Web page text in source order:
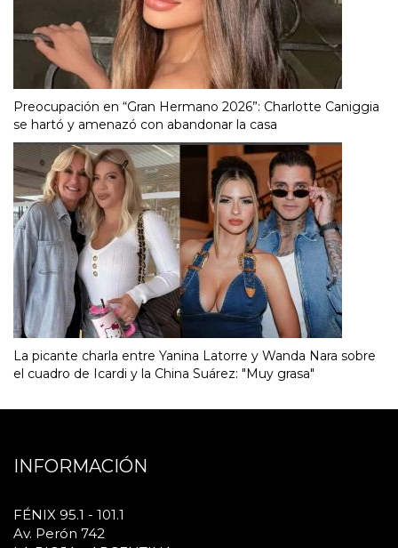
Preocupación en “Gran Hermano 2026”: Charlotte Caniggia
se hartó y amenazó con abandonar la casa
La picante charla entre Yanina Latorre y Wanda Nara sobre
el cuadro de Icardi y la China Suárez: "Muy grasa"
INFORMACIÓN
FÉNIX 95.1 - 101.1
Av. Perón 742